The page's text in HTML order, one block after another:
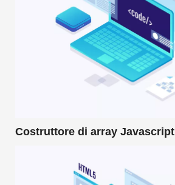
Costruttore di array Javascript